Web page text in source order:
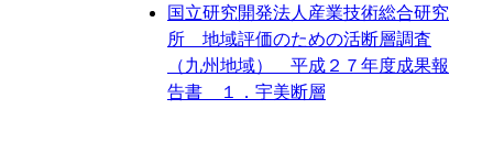
国立研究開発法人産業技術総合研究
所 地域評価のための活断層調査
（九州地域） 平成２７年度成果報
告書 １．宇美断層